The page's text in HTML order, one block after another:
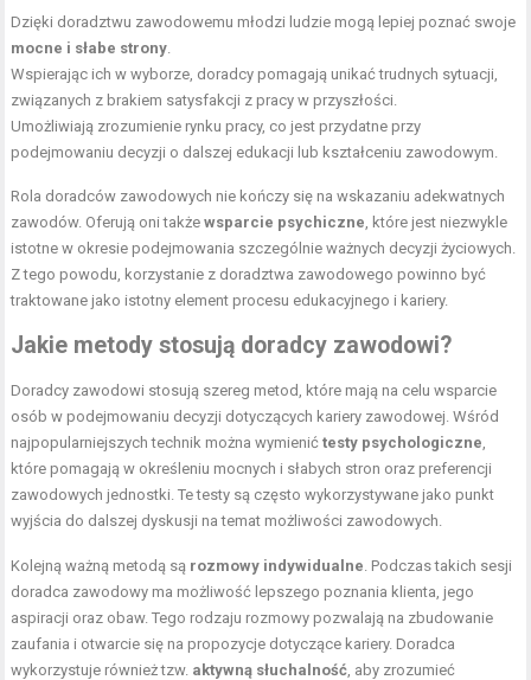
Dzięki doradztwu zawodowemu młodzi ludzie mogą lepiej poznać swoje
mocne i słabe strony
Wspierając ich w wyborze, doradcy pomagają unikać trudnych sytuacji,
związanych z brakiem satysfakcji z pracy w przyszłości.
Umożliwiają zrozumienie rynku pracy, co jest przydatne przy
podejmowaniu decyzji o dalszej edukacji lub kształceniu zawodowym.
Rola doradców zawodowych nie kończy się na wskazaniu adekwatnych
zawodów. Oferują oni takżewsparcie psychiczne , które jest niezwykle
istotne w okresie podejmowania szczególnie ważnych decyzji życiowych.
Z tego powodu, korzystanie z doradztwa zawodowego powinno być
traktowane jako istotny element procesu edukacyjnego i kariery.
Jakie metody stosują doradcy zawodowi?
Doradcy zawodowi stosują szereg metod, które mają na celu wsparcie
osób w podejmowaniu decyzji dotyczących kariery zawodowej. Wśród
najpopularniejszych technik można wymienićtesty psychologiczne
które pomagają w określeniu mocnych i słabych stron oraz preferencji
zawodowych jednostki. Te testy są często wykorzystywane jako punkt
wyjścia do dalszej dyskusji na temat możliwości zawodowych.
Kolejną ważną metodą są rozmowy indywidualne . Podczas takich sesji
doradca zawodowy ma możliwość lepszego poznania klienta, jego
aspiracji oraz obaw. Tego rodzaju rozmowy pozwalają na zbudowanie
zaufania i otwarcie się na propozycje dotyczące kariery. Doradca
wykorzystuje również tzw. aktywną słuchalność , aby zrozumieć